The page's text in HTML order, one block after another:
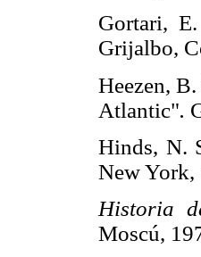
Gortari,
Grijalbo,
Heezen,
Atlantic".
Hinds, N.
New
Historia
Moscú,